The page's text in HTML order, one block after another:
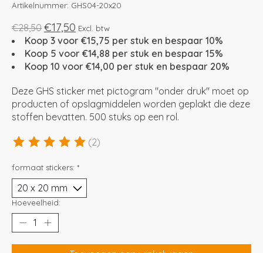
Artikelnummer: GHS04-20x20
€28,50 €17,50 Excl. btw
Koop 3 voor €15,75 per stuk en bespaar 10%
Koop 5 voor €14,88 per stuk en bespaar 15%
Koop 10 voor €14,00 per stuk en bespaar 20%
Deze GHS sticker met pictogram "onder druk" moet op
producten of opslagmiddelen worden geplakt die deze
stoffen bevatten. 500 stuks op een rol.
De beoordeling van dit product is
(2)
formaat stickers: *
Hoeveelheid: